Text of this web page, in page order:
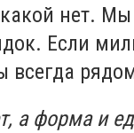
нет.
Если
всегда
а форма и